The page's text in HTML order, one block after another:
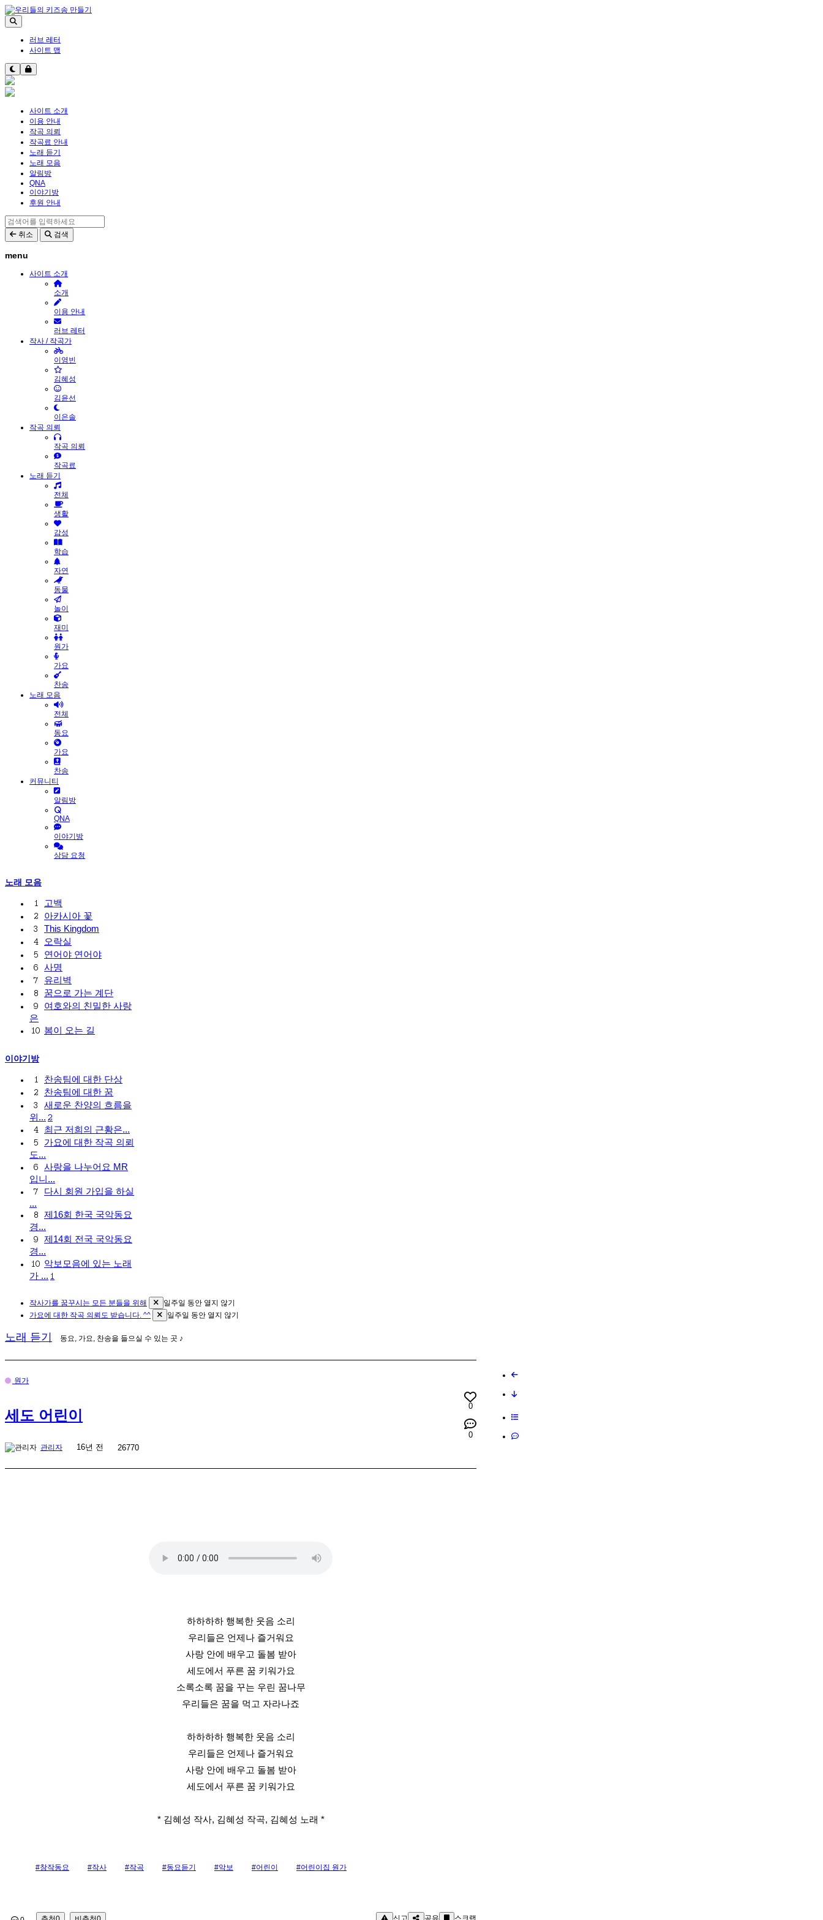
러브 레터
사이트 맵
사이트 소개
이용 안내
작곡 의뢰
작곡료 안내
노래 듣기
노래 모음
알림방
QNA
이야기방
후원 안내
취소 검색
menu
사이트 소개
소개
이용 안내
러브 레터
작사 / 작곡가
이영빈
김혜성
김윤선
이은솔
작곡 의뢰
작곡 의뢰
작곡료
노래 듣기
전체
생활
감성
학습
자연
동물
놀이
재미
원가
가요
찬송
노래 모음
전체
동요
가요
찬송
커뮤니티
알림방
QNA
이야기방
상담 요청
노래 모음
1 고백
2 아카시아 꽃
3 This Kingdom
4 오락실
5 연어야 연어야
6 사명
7 유리벽
8 꿈으로 가는 계단
9
여호와의 친밀한 사랑
은
10 봄이 오는 길
이야기방
1 찬송팀에 대한 단상
2 찬송팀에 대한 꿈
3
새로운 찬양의 흐름을
위... 2
4 최근 저희의 근황은...
5
가요에 대한 작곡 의뢰
도...
6
사랑을 나누어요 MR
입니...
7
다시 회원 가입을 하실
...
8
제16회 한국 국악동요
경...
9
제14회 전국 국악동요
경...
10 악보모음에 있는 노래
가 ... 1
작사가를 꿈꾸시는 모든 분들을 위해
일주일 동안 열지 않기
가요에 대한 작곡 의뢰도 받습니다. ^^
일주일 동안 열지 않기
노래 듣기 동요, 가요, 찬송을 들으실 수 있는 곳 ♪
원가
세도 어린이
관리자 16년 전 26770
0
0
하하하하 행복한 웃음 소리
우리들은 언제나 즐거워요
사랑 안에 배우고 돌봄 받아
세도에서 푸른 꿈 키워가요
소록소록 꿈을 꾸는 우린 꿈나무
우리들은 꿈을 먹고 자라나죠
하하하하 행복한 웃음 소리
우리들은 언제나 즐거워요
사랑 안에 배우고 돌봄 받아
세도에서 푸른 꿈 키워가요
* 김혜성 작사, 김혜성 작곡, 김혜성 노래 *
#창작동요 #작사 #작곡 #동요듣기 #악보 #어린이 #어린이집 원가
신고 공유 스크랩